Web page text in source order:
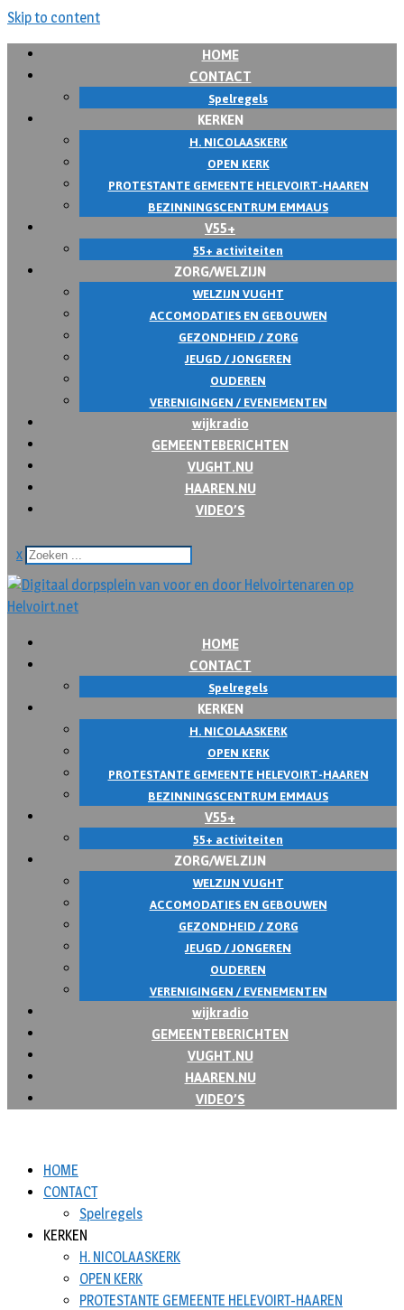
Skip to content
HOME
CONTACT
Spelregels
KERKEN
H. NICOLAASKERK
OPEN KERK
PROTESTANTE GEMEENTE HELEVOIRT-HAAREN
BEZINNINGSCENTRUM EMMAUS
V55+
55+ activiteiten
ZORG/WELZIJN
WELZIJN VUGHT
ACCOMODATIES EN GEBOUWEN
GEZONDHEID / ZORG
JEUGD / JONGEREN
OUDEREN
VERENIGINGEN / EVENEMENTEN
wijkradio
GEMEENTEBERICHTEN
VUGHT.NU
HAAREN.NU
VIDEO’S
x
HOME
CONTACT
Spelregels
KERKEN
H. NICOLAASKERK
OPEN KERK
PROTESTANTE GEMEENTE HELEVOIRT-HAAREN
BEZINNINGSCENTRUM EMMAUS
V55+
55+ activiteiten
ZORG/WELZIJN
WELZIJN VUGHT
ACCOMODATIES EN GEBOUWEN
GEZONDHEID / ZORG
JEUGD / JONGEREN
OUDEREN
VERENIGINGEN / EVENEMENTEN
wijkradio
GEMEENTEBERICHTEN
VUGHT.NU
HAAREN.NU
VIDEO’S
HOME
CONTACT
Spelregels
KERKEN
H. NICOLAASKERK
OPEN KERK
PROTESTANTE GEMEENTE HELEVOIRT-HAAREN